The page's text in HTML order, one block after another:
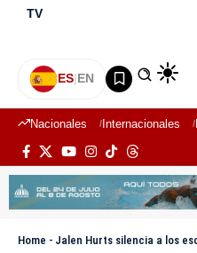
TV
ES|EN
Nacionales Internacionales
Home - Jalen Hurts silencia a los